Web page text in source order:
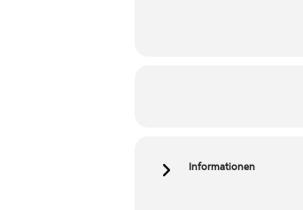
Informationen